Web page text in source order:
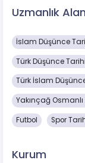
Uzmanlık
İslam Düşünce
Türk Düşünce Tarihi
Türk İslam
Yakınçağ
Futbol Spor
Kurum